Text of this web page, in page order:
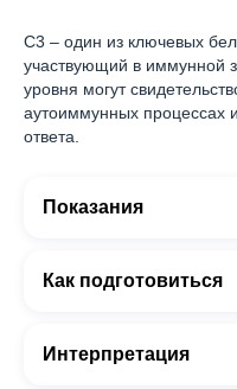
C3 – один из ключевых
участвующий в иммунной
уровня могут
аутоиммунных процессах
ответа.
Показания
Как подготовиться
Интерпретация